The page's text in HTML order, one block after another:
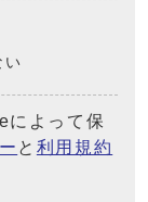
い
によって保
と 利用規約